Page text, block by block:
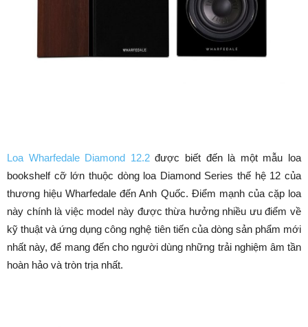
Loa Wharfedale Diamond 12.2được biết đến là một mẫu loa
bookshelf cỡ lớn thuộc dòng loa Diamond Series thế hệ 12 của
thương hiệu Wharfedale đến Anh Quốc. Điểm mạnh của cặp loa
này chính là việc model này được thừa hưởng nhiều ưu điểm về
kỹ thuật và ứng dụng công nghệ tiên tiến của dòng sản phẩm mới
nhất này, để mang đến cho người dùng những trải nghiệm âm tần
hoàn hảo và tròn trịa nhất.